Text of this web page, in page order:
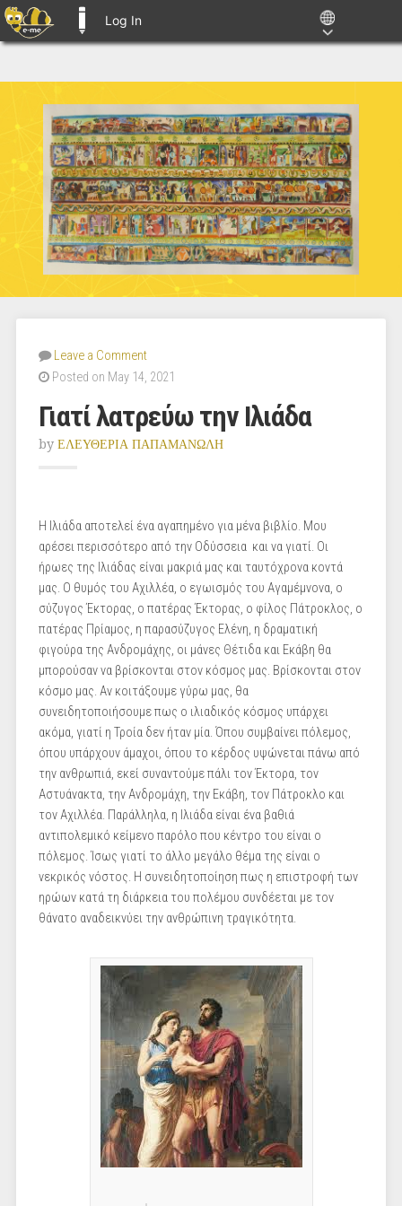
Log In
Leave a Comment
Posted on May 14, 2021
Γιατί λατρεύω την Ιλιάδα
by ΕΛΕΥΘΕΡΙΑ ΠΑΠΑΜΑΝΩΛΗ
Η Ιλιάδα αποτελεί ένα αγαπημένο για μένα βιβλίο. Μου
αρέσει περισσότερο από την Οδύσσεια και να γιατί. Οι
ήρωες της Ιλιάδας είναι μακριά μας και ταυτόχρονα κοντά
μας. Ο θυμός του Αχιλλέα, ο εγωισμός του Αγαμέμνονα, ο
σύζυγος Έκτορας, ο πατέρας Έκτορας, ο φίλος Πάτροκλος, ο
πατέρας Πρίαμος, η παρασύζυγος Ελένη, η δραματική
φιγούρα της Ανδρομάχης, οι μάνες Θέτιδα και Εκάβη θα
μπορούσαν να βρίσκονται στον κόσμος μας. Βρίσκονται στον
κόσμο μας. Αν κοιτάξουμε γύρω μας, θα
συνειδητοποιήσουμε πως ο ιλιαδικός κόσμος υπάρχει
ακόμα, γιατί η Τροία δεν ήταν μία. Όπου συμβαίνει πόλεμος,
όπου υπάρχουν άμαχοι, όπου το κέρδος υψώνεται πάνω από
την ανθρωπιά, εκεί συναντούμε πάλι τον Έκτορα, τον
Αστυάνακτα, την Ανδρομάχη, την Εκάβη, τον Πάτροκλο και
τον Αχιλλέα. Παράλληλα, η Ιλιάδα είναι ένα βαθιά
αντιπολεμικό κείμενο παρόλο που κέντρο του είναι ο
πόλεμος. Ίσως γιατί το άλλο μεγάλο θέμα της είναι ο
νεκρικός νόστος. Η συνειδητοποίηση πως η επιστροφή των
ηρώων κατά τη διάρκεια του πολέμου συνδέεται με τον
θάνατο αναδεικνύει την ανθρώπινη τραγικότητα.